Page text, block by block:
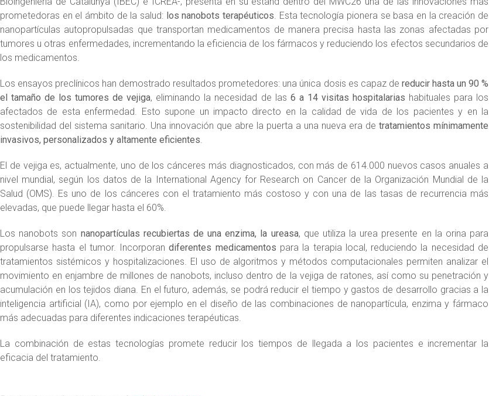
prometedoras en el ámbito de la salud: los nanobots terapéuticos. Esta tecnología pionera se basa en la creación de
nanopartículas autopropulsadas que transportan medicamentos de manera precisa hasta las zonas afectadas por
tumores u otras enfermedades, incrementando la eficiencia de los fármacos y reduciendo los efectos secundarios de
los medicamentos.
Los ensayos preclínicos han demostrado resultados prometedores: una única dosis es capaz de reducir hasta un 90 %
el tamaño de los tumores de vejiga, eliminando la necesidad de las 6 a 14 visitas hospitalarias habituales para los
afectados de esta enfermedad. Esto supone un impacto directo en la calidad de vida de los pacientes y en la
sostenibilidad del sistema sanitario. Una innovación que abre la puerta a una nueva era de tratamientos mínimamente
invasivos, personalizados y altamente eficientes.
El de vejiga es, actualmente, uno de los cánceres más diagnosticados, con más de 614.000 nuevos casos anuales a
nivel mundial, según los datos de la International Agency for Research on Cancer de la Organización Mundial de la
Salud (OMS). Es uno de los cánceres con el tratamiento más costoso y con una de las tasas de recurrencia más
elevadas, que puede llegar hasta el 60%.
Los nanobots son nanopartículas recubiertas de una enzima, la ureasa, que utiliza la urea presente en la orina para
propulsarse hasta el tumor. Incorporandiferentes medicamentos para la terapia local, reduciendo la necesidad de
tratamientos sistémicos y hospitalizaciones. El uso de algoritmos y métodos computacionales permiten analizar el
movimiento en enjambre de millones de nanobots, incluso dentro de la vejiga de ratones, así como su penetración y
acumulación en los tejidos diana. En el futuro, además, se podrá reducir el tiempo y gastos de desarrollo gracias a la
inteligencia artificial (IA), como por ejemplo en el diseño de las combinaciones de nanopartícula, enzima y fármaco
más adecuadas para diferentes indicaciones terapéuticas.
La combinación de estas tecnologías promete reducir los tiempos de llegada a los pacientes e incrementar la
eficacia del tratamiento.